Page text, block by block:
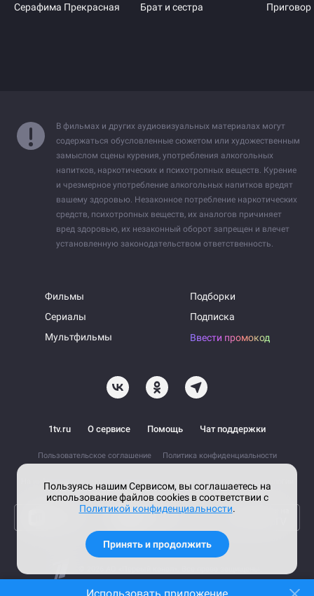
Серафима Прекрасная Брат и сестра
В фильмах и других аудиовизуальных материалах могут
содержаться обусловленные сюжетом или художественным
замыслом сцены курения, употребления алкогольных
напитков, наркотических и психотропных веществ. Курение
и чрезмерное употребление алкогольных напитков вредят
вашему здоровью. Незаконное потребление наркотических
средств, психотропных веществ, их аналогов причиняет
вред здоровью, их незаконный оборот запрещен и влечет
установленную законодательством ответственность.
Фильмы
Сериалы
Мультфильмы
Подборки
Подписка
Ввести промокод
1tv.ru О сервисе Помощь Чат поддержки
Пользовательское соглашение Политика конфиденциальности
На информационном ресурсе применяются рекомендательные технологии
Пользуясь нашим Сервисом, вы соглашаетесь на
использование файлов cookies в соответствии с
Политикой конфиденциальности.
Принять и продолжить